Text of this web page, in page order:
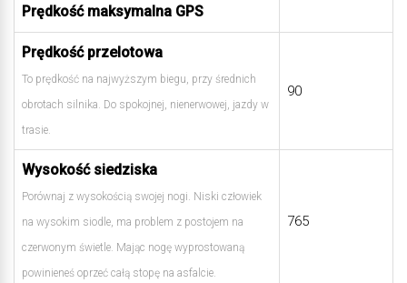
Prędkość maksymalna GPS
Prędkość przelotowa
To prędkość na najwyższym biegu, przy średnich
obrotach silnika. Do spokojnej, nienerwowej, jazdy w
trasie.
90
Wysokość siedziska
Porównaj z wysokością swojej nogi. Niski człowiek
na wysokim siodle, ma problem z postojem na
czerwonym świetle. Mając nogę wyprostowaną
powinieneś oprzeć całą stopę na asfalcie.
765